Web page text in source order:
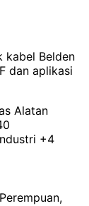
kabel Belden
dan aplikasi
Alatan
+4